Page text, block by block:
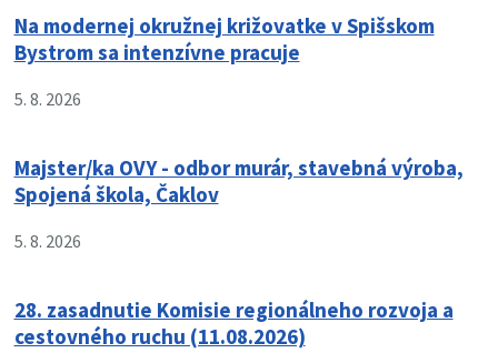
Na modernej okružnej križovatke v Spišskom
Bystrom sa intenzívne pracuje
5. 8. 2026
Majster/ka OVY - odbor murár, stavebná výroba,
Spojená škola, Čaklov
5. 8. 2026
28. zasadnutie Komisie regionálneho rozvoja a
cestovného ruchu (11.08.2026)